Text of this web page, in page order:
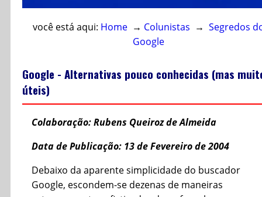
você está aqui: Home → Colunistas → Segredos
Google
Google - Alternativas pouco conhecidas (mas
úteis)
Colaboração: Rubens Queiroz de Almeida
Data de Publicação: 13 de Fevereiro de 2004
Debaixo da aparente simplicidade do buscador
Google, escondem-se dezenas de maneiras